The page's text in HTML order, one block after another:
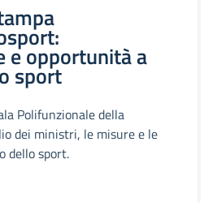
e opportunità a
sport
Polifunzionale della
dei ministri, le misure e le
dello sport.